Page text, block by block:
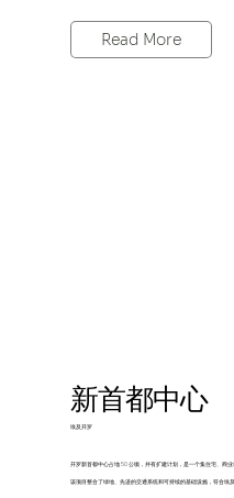
Read More
新首都中心
埃及开罗
开罗新首都中心占地 50 公顷，并有扩建计划，是一个集住宅、商
该项目整合了绿地、先进的交通系统和可持续的基础设施，符合埃